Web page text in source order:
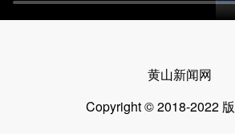
黄山新闻网
Copyright © 2018-2022